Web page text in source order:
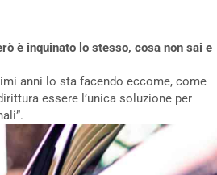
è inquinato lo stesso, cosa non sai e
anni lo sta facendo eccome, come
essere l’unica soluzione per